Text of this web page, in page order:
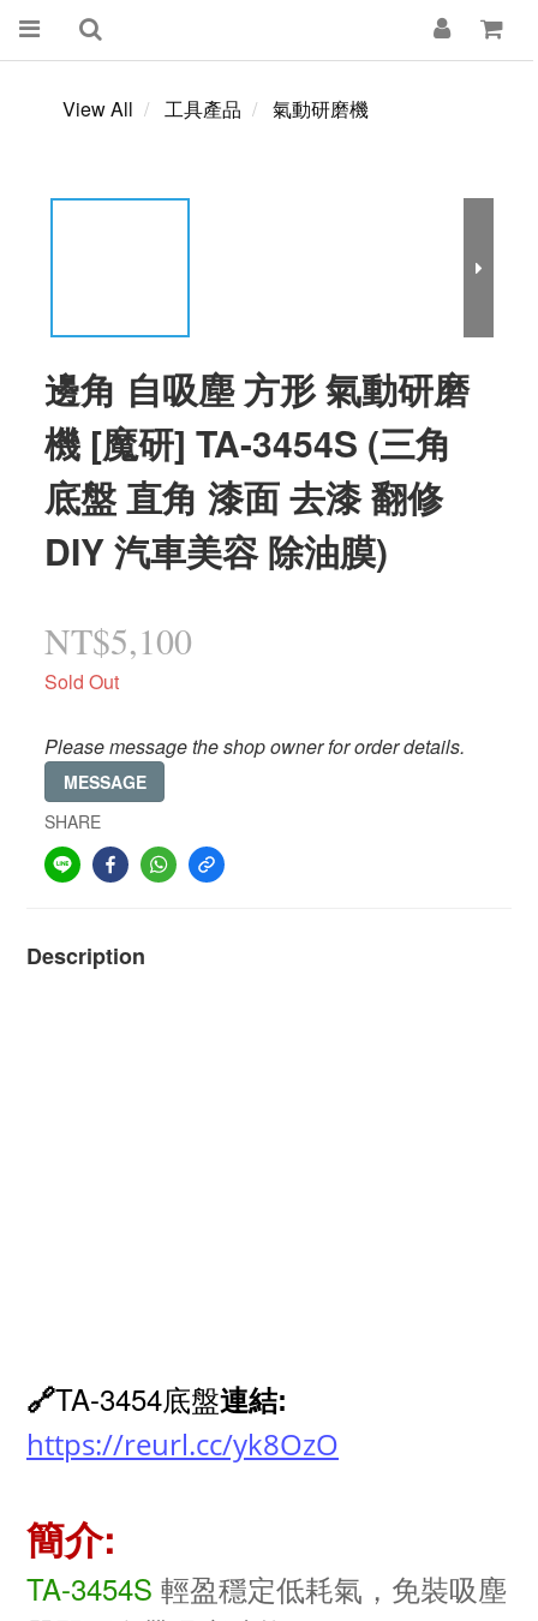
View All 工具產品 氣動研磨機
邊角 自吸塵 方形 氣動研磨
機 [魔研] TA-3454S (三角
底盤 直角 漆面 去漆 翻修
DIY 汽車美容 除油膜)
NT$5,100
Sold Out
Please message the shop owner for order details.
MESSAGE
SHARE
Description
🔗TA-3454底盤連結:
https://reurl.cc/yk8OzO
簡介:
TA-3454S 輕盈穩定低耗氣 ，免裝吸塵